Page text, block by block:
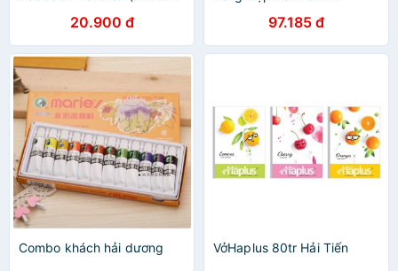
20.900 đ 97.185 đ
Combo khách hải dương VởHaplus 80tr Hải Tiến